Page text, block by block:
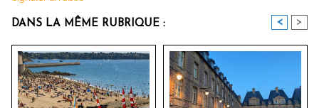
DANS LA MÊME RUBRIQUE : < >